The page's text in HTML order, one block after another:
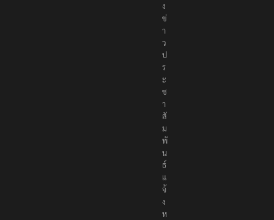
ง
ข่
า
ว
ป
ร
ะ
ช
า
สั
ม
พั
น
ธ์
แ
จ้
ง
ห